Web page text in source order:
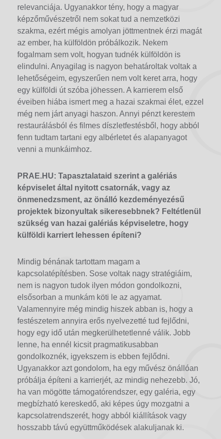
relevanciája. Ugyanakkor tény, hogy a magyar
képzőművészetről nem sokat tud a nemzetközi
szakma, ezért mégis amolyan jöttmentnek érzi magát
az ember, ha külföldön próbálkozik. Nekem
fogalmam sem volt, hogyan tudnék külföldön is
elindulni. Anyagilag is nagyon behatároltak voltak a
lehetőségeim, egyszerűen nem volt keret arra, hogy
egy külföldi út szóba jöhessen. A karrierem első
éveiben hiába ismert meg a hazai szakmai élet, ezzel
még nem járt anyagi haszon. Annyi pénzt kerestem
restaurálásból és filmes díszletfestésből, hogy abból
fenn tudtam tartani egy albérletet és alapanyagot
venni a munkáimhoz.
PRAE.HU: Tapasztalataid szerint a galériás
képviselet által nyitott csatornák, vagy az
önmenedzsment, az önálló kezdeményezésű
projektek bizonyultak sikeresebbnek? Feltétlenül
szükség van hazai galériás képviseletre, hogy
külföldi karriert lehessen építeni?
Mindig bénának tartottam magam a
kapcsolatépítésben. Sose voltak nagy stratégiáim,
nem is nagyon tudok ilyen módon gondolkozni,
elsősorban a munkám köti le az agyamat.
Valamennyire még mindig hiszek abban is, hogy a
festészetem annyira erős nyelvezetté tud fejlődni,
hogy egy idő után megkerülhetetlenné válik. Jobb
lenne, ha ennél kicsit pragmatikusabban
gondolkoznék, igyekszem is ebben fejlődni.
Ugyanakkor azt gondolom, ha egy művész önállóan
próbálja építeni a karrierjét, az mindig nehezebb. Jó,
ha van mögötte támogatórendszer, egy galéria, egy
megbízható kereskedő, aki képes úgy mozgatni a
kapcsolatrendszerét, hogy abból kiállítások vagy
hosszabb távú együttműködések alakuljanak ki.